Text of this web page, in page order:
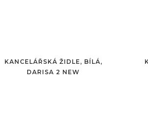
KANCELÁŘSKÁ ŽIDLE, BÍLÁ,
DARISA 2 NEW